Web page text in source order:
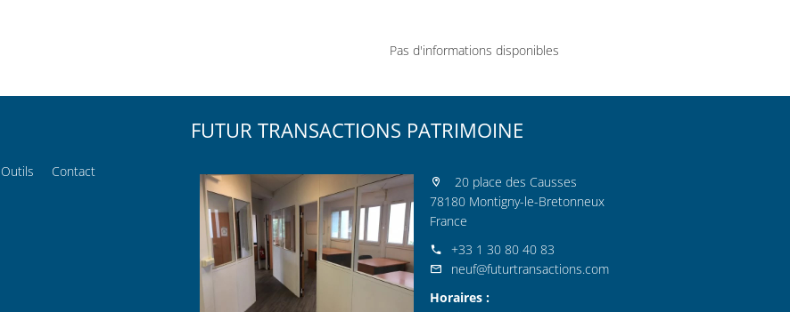
Pas d'informations disponibles
Outils Contact
FUTUR TRANSACTIONS PATRIMOINE
20 place des Causses
78180 Montigny-le-Bretonneux
France
+33 1 30 80 40 83
neuf@futurtransactions.com
Horaires :